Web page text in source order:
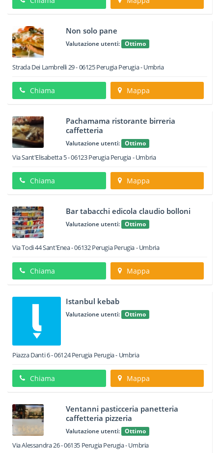
Non solo pane
Valutazione utenti: Ottimo
Strada Dei Lambrelli 29-06125PerugiaPerugia -Umbria
Chiama Mappa
Pachamama ristorante birreria
caffetteria
Valutazione utenti: Ottimo
Via Sant'Elisabetta 5-06123PerugiaPerugia -Umbria
Chiama Mappa
Bar tabacchi edicola claudio bolloni
Valutazione utenti: Ottimo
Via Todi 44 Sant'Enea-06132PerugiaPerugia -Umbria
Chiama Mappa
Istanbul kebab
Valutazione utenti: Ottimo
Piazza Danti 6-06124 Perugia Perugia - Umbria
Chiama Mappa
Ventanni pasticceria panetteria
caffetteria pizzeria
Valutazione utenti: Ottimo
Via Alessandra 26-06135 PerugiaPerugia -Umbria